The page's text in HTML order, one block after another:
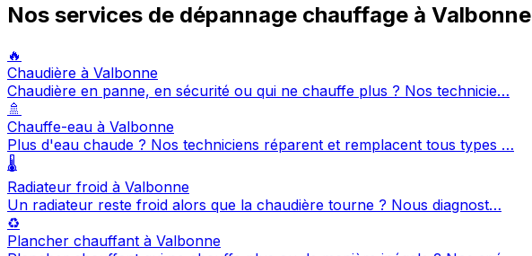
Nos services de dépannage chauffage à Valbonne
🔥
Chaudière à Valbonne
Chaudière en panne, en sécurité ou qui ne chauffe plus ? Nos technicie…
🚿
Chauffe-eau à Valbonne
Plus d'eau chaude ? Nos techniciens réparent et remplacent tous types …
🌡️
Radiateur froid à Valbonne
Un radiateur reste froid alors que la chaudière tourne ? Nous diagnost…
♻️
Plancher chauffant à Valbonne